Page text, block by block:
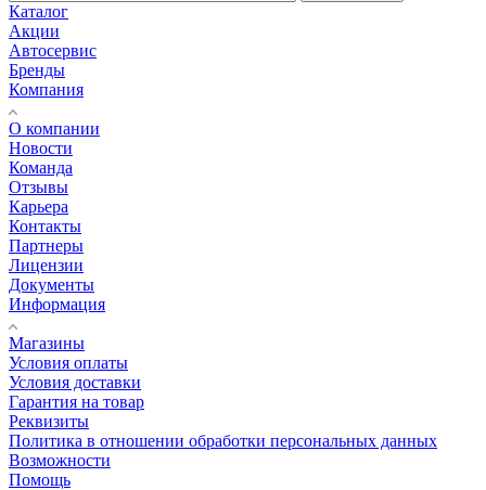
Каталог
Акции
Автосервис
Бренды
Компания
О компании
Новости
Команда
Отзывы
Карьера
Контакты
Партнеры
Лицензии
Документы
Информация
Магазины
Условия оплаты
Условия доставки
Гарантия на товар
Реквизиты
Политика в отношении обработки персональных данных
Возможности
Помощь